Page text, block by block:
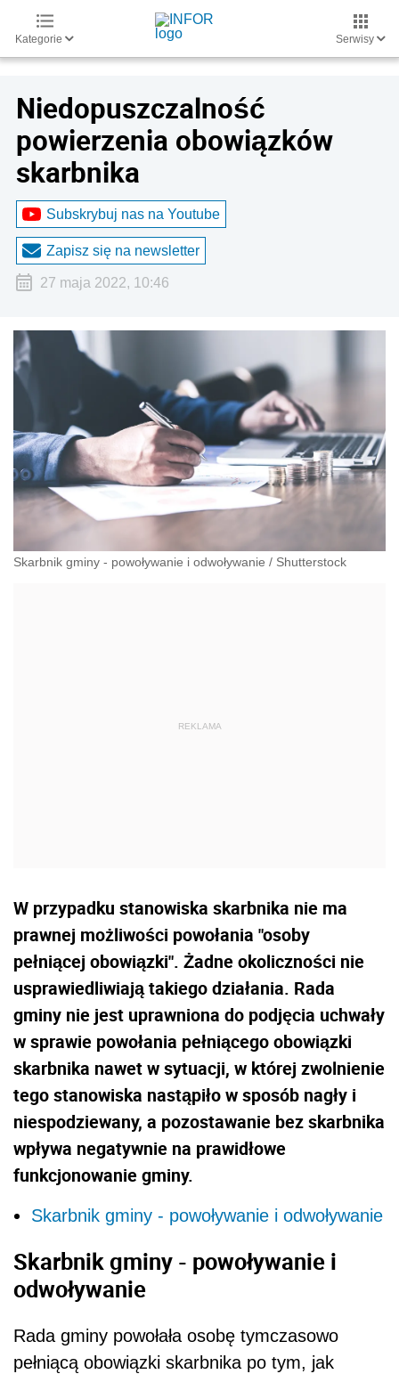
Kategorie Serwisy
Niedopuszczalność
powierzenia obowiązków
skarbnika
Subskrybuj nas na Youtube
Zapisz się na newsletter
27 maja 2022, 10:46
Skarbnik gminy - powoływanie i odwoływanie / Shutterstock
W przypadku stanowiska skarbnika nie ma
prawnej możliwości powołania "osoby
pełniącej obowiązki". Żadne okoliczności nie
usprawiedliwiają takiego działania. Rada
gminy nie jest uprawniona do podjęcia uchwały
w sprawie powołania pełniącego obowiązki
skarbnika nawet w sytuacji, w której zwolnienie
tego stanowiska nastąpiło w sposób nagły i
niespodziewany, a pozostawanie bez skarbnika
wpływa negatywnie na prawidłowe
funkcjonowanie gminy.
Skarbnik gminy - powoływanie i odwoływanie
Skarbnik gminy - powoływanie i
odwoływanie
Rada gminy powołała osobę tymczasowo
pełniącą obowiązki skarbnika po tym, jak